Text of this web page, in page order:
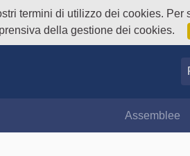
termini di utilizzo dei cookies. Per
della gestione dei cookies.
Assemblee